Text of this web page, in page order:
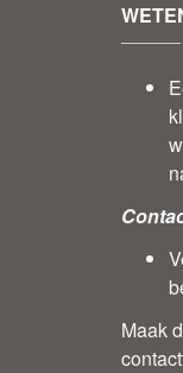
Maak